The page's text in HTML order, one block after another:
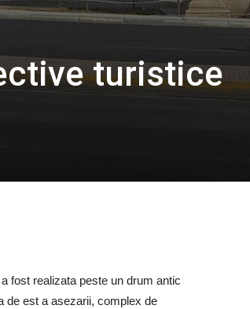
turistice
fost realizata peste un drum antic
de est a asezarii, complex de